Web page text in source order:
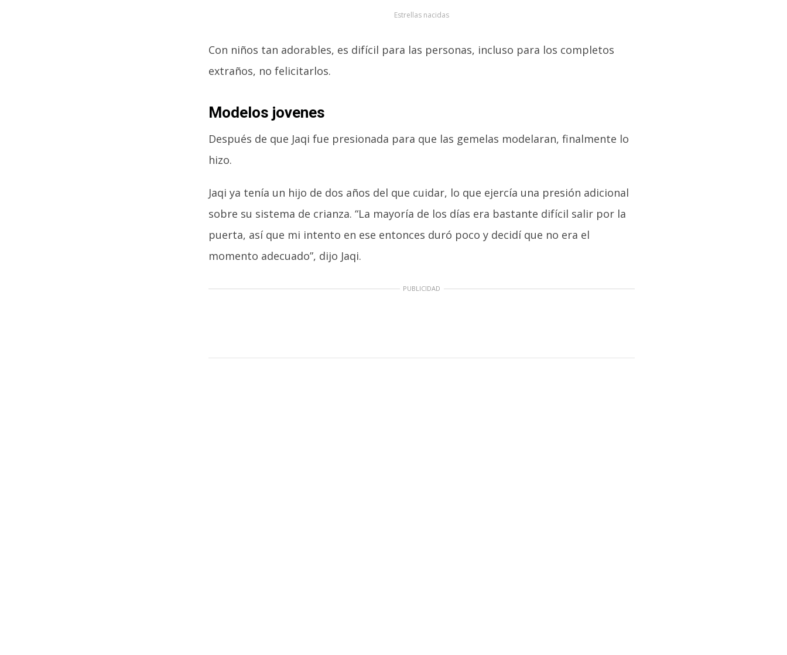
Estrellas nacidas
Con niños tan adorables, es difícil para las personas, incluso para los completos
extraños, no felicitarlos.
Modelos jovenes
Después de que Jaqi fue presionada para que las gemelas modelaran, finalmente lo
hizo.
Jaqi ya tenía un hijo de dos años del que cuidar, lo que ejercía una presión adicional
sobre su sistema de crianza. “La mayoría de los días era bastante difícil salir por la
puerta, así que mi intento en ese entonces duró poco y decidí que no era el
momento adecuado”, dijo Jaqi.
PUBLICIDAD